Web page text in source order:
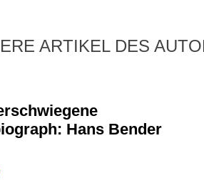
ARTIKEL DES
Hans Bender